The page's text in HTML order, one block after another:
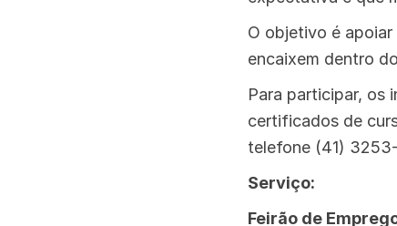
O objetivo é
encaixem dentro
Para participar, os
certificados de
telefone (41)
Serviço:
Feirão de